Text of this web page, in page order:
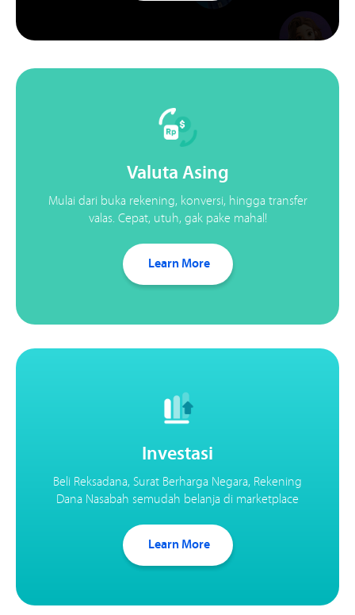
Valuta Asing
Mulai dari buka rekening, konversi, hingga transfer
valas. Cepat, utuh, gak pake mahal!
Learn More
Investasi
Beli Reksadana, Surat Berharga Negara, Rekening
Dana Nasabah semudah belanja di marketplace
Learn More